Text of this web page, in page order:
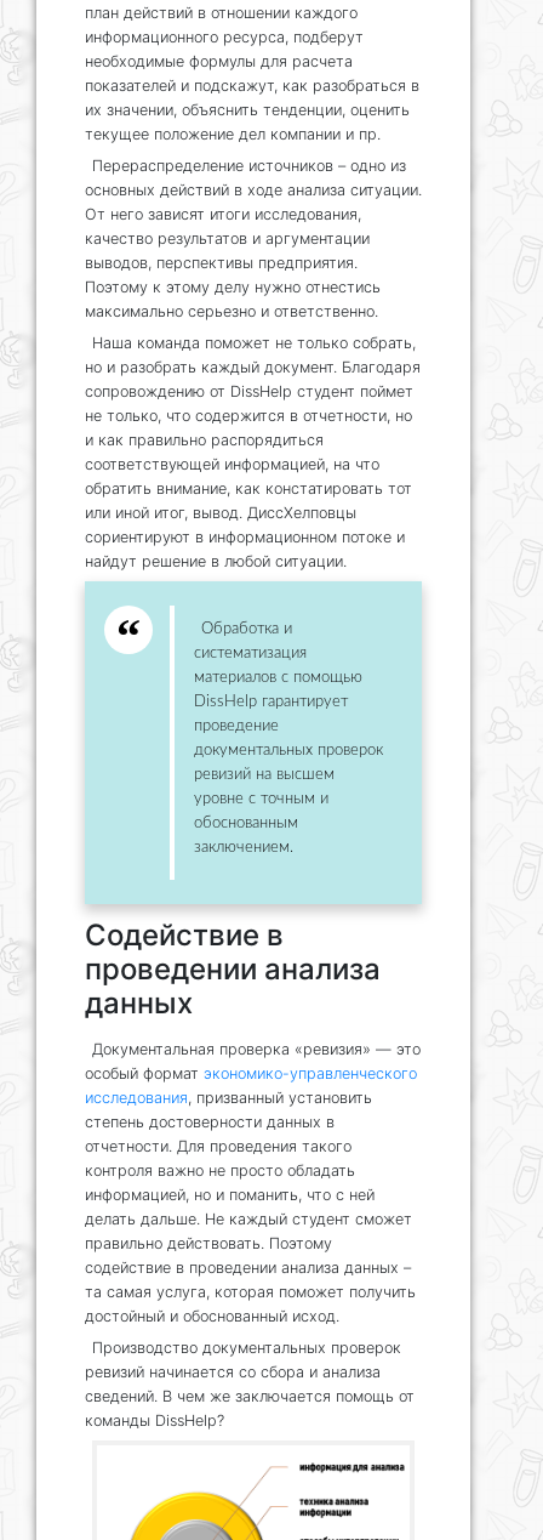
план действий в отношении каждого
информационного ресурса, подберут
необходимые формулы для расчета
показателей и подскажут, как разобраться в
их значении, объяснить тенденции, оценить
текущее положение дел компании и пр.
Перераспределение источников – одно из
основных действий в ходе анализа ситуации.
От него зависят итоги исследования,
качество результатов и аргументации
выводов, перспективы предприятия.
Поэтому к этому делу нужно отнестись
максимально серьезно и ответственно.
Наша команда поможет не только собрать,
но и разобрать каждый документ. Благодаря
сопровождению от DissHelp студент поймет
не только, что содержится в отчетности, но
и как правильно распорядиться
соответствующей информацией, на что
обратить внимание, как констатировать тот
или иной итог, вывод. ДиссХелповцы
сориентируют в информационном потоке и
найдут решение в любой ситуации.
Обработка и
систематизация
материалов с помощью
DissHelp гарантирует
проведение
документальных проверок
ревизий на высшем
уровне с точным и
обоснованным
заключением.
Содействие в
проведении анализа
данных
Документальная проверка «ревизия» — это
особый формат экономико-управленческого
исследования, призванный установить
степень достоверности данных в
отчетности. Для проведения такого
контроля важно не просто обладать
информацией, но и поманить, что с ней
делать дальше. Не каждый студент сможет
правильно действовать. Поэтому
содействие в проведении анализа данных –
та самая услуга, которая поможет получить
достойный и обоснованный исход.
Производство документальных проверок
ревизий начинается со сбора и анализа
сведений. В чем же заключается помощь от
команды DissHelp?